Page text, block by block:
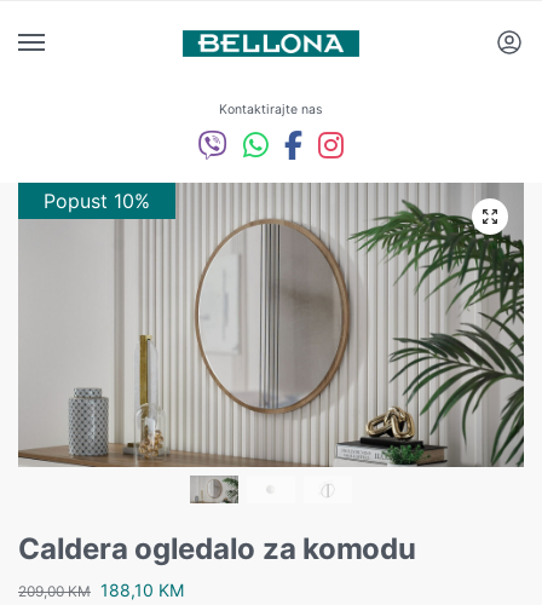
Kontaktirajte nas
Popust 10%
Caldera ogledalo za komodu
209,00KM 188,10 KM